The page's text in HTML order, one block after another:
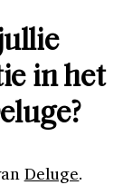
in het
Deluge.